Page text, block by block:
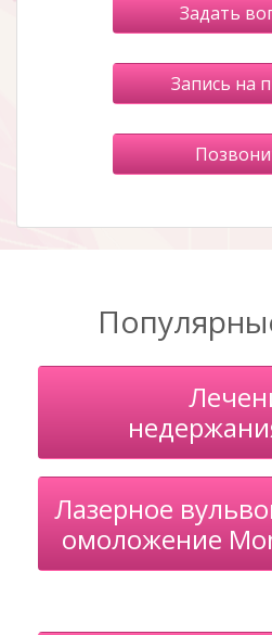
Задать
Запись на
Лазерное
омоложение